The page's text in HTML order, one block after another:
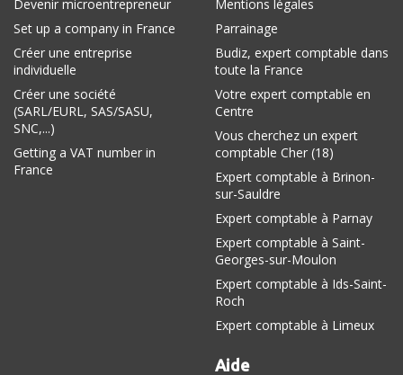
Devenir microentrepreneur
Set up a company in France
Créer une entreprise
individuelle
Créer une société
(SARL/EURL, SAS/SASU,
SNC,...)
Getting a VAT number in
France
Mentions légales
Parrainage
Budiz, expert comptable dans
toute la France
Votre expert comptable en
Centre
Vous cherchez un expert
comptable Cher (18)
Expert comptable à Brinon-
sur-Sauldre
Expert comptable à Parnay
Expert comptable à Saint-
Georges-sur-Moulon
Expert comptable à Ids-Saint-
Roch
Expert comptable à Limeux
Aide